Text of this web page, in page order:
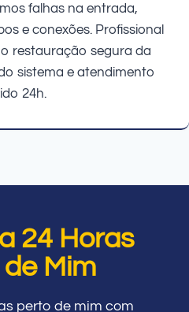
falhas na entrada,
e conexões. Profissional
restauração segura da
sistema e atendimento
24h.
24 Horas
Mim
perto de mim com